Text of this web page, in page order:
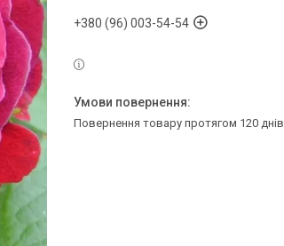
+380 (96) 003-54-54
повернення товару протягом 120 днів